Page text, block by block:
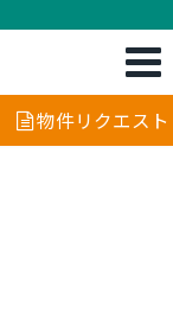
物件リクエスト